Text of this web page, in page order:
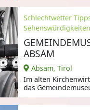
Schlechtwetter
Sehenswürdigkeiten
ABSAM
Absam, Tirol
Im alten
das